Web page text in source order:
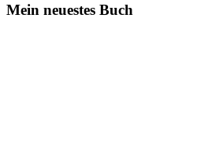
Mein neuestes Buch